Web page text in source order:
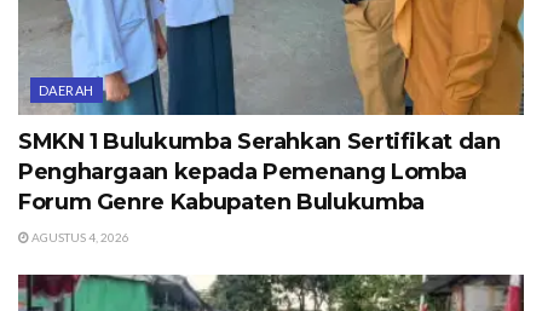
DAERAH
SMKN 1 Bulukumba Serahkan Sertifikat dan
Penghargaan kepada Pemenang Lomba
Forum Genre Kabupaten Bulukumba
AGUSTUS 4, 2026